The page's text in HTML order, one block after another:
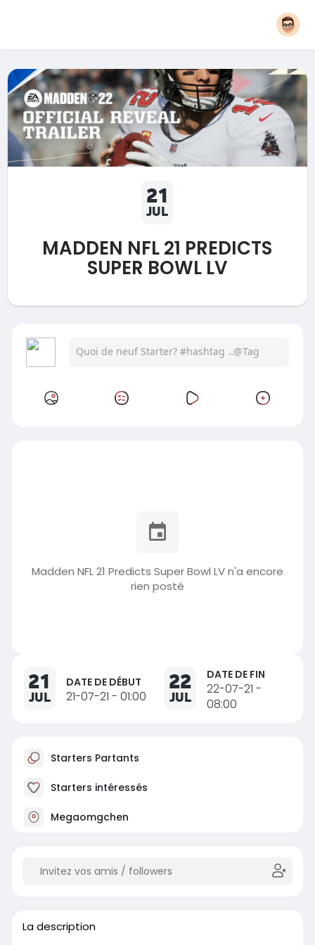
21
JUL
MADDEN NFL 21 PREDICTS
SUPER BOWL LV
Madden NFL 21 Predicts Super Bowl LV n'a encore
rien posté
21
JUL
DATE DE DÉBUT
21-07-21 - 01:00
22
JUL
DATE DE FIN
22-07-21 -
08:00
Starters Partants
Starters intéressés
Megaomgchen
La description